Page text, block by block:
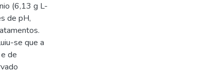
(6,13 g L-
de pH,
se que a
de